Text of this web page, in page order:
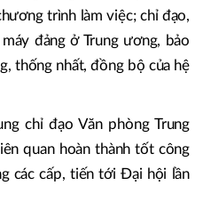
trình làm việc; chỉ đạo,
đảng ở Trung ương, bảo
thống nhất, đồng bộ của hệ
chỉ đạo Văn phòng Trung
quan hoàn thành tốt công
các cấp, tiến tới Đại hội lần